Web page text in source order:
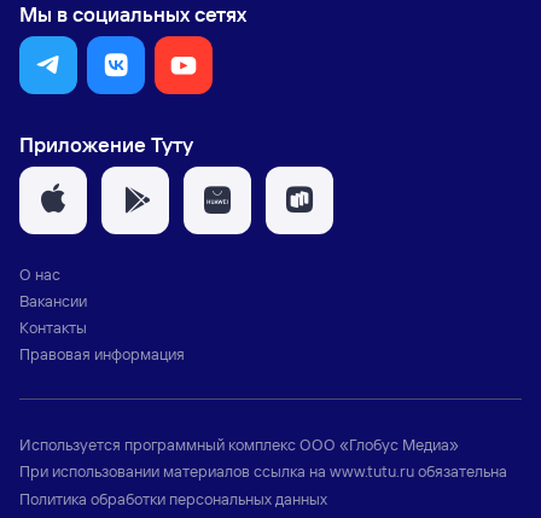
Мы в социальных сетях
Приложение Туту
О нас
Вакансии
Контакты
Правовая информация
Используется программный комплексООО «Глобус Медиа»
При использовании материалов ссылка на www.tutu.ruобязательна
Политика обработки персональных данных